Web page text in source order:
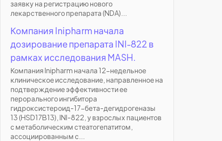
заявку на регистрацию нового
лекарственного препарата (NDA)...
Компания Inipharm начала
дозирование препарата INI-822 в
рамках исследования MASH.
Компания Inipharm начала 12-недельное
клиническое исследование, направленное на
подтверждение эффективности ее
перорального ингибитора
гидроксистероид-17-бета-дегидрогеназы
13 (HSD17B13), INI-822, у взрослых пациентов
с метаболическим стеатогепатитом,
ассоциированным с...